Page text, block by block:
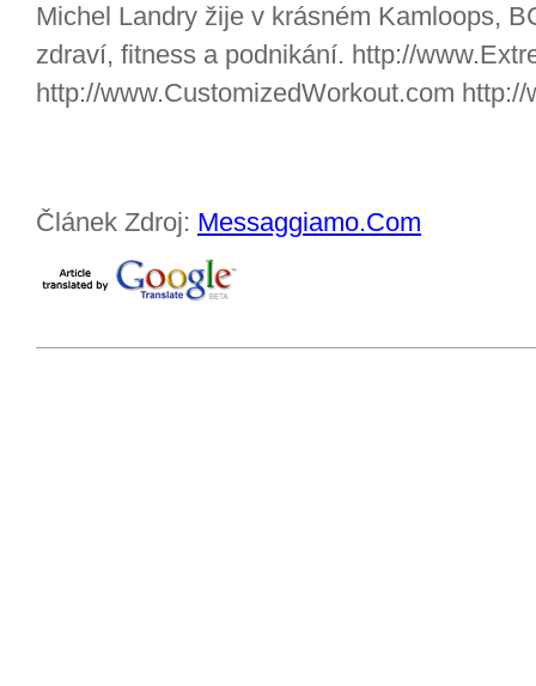
Michel Landry žije v krásném Kamloops,
zdraví, fitness a podnikání. http://
http://www.CustomizedWorkout.com
Článek Zdroj: Messaggiamo.Com